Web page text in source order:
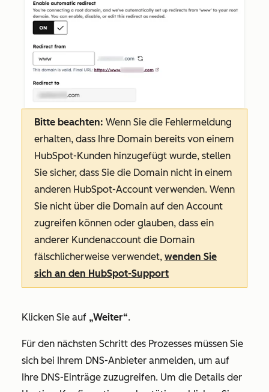
Bitte beachten: Wenn Sie die Fehlermeldung
erhalten, dass Ihre Domain bereits von einem
HubSpot-Kunden hinzugefügt wurde, stellen
Sie sicher, dass Sie die Domain nicht in einem
anderen HubSpot-Account verwenden. Wenn
Sie nicht über die Domain auf den Account
zugreifen können oder glauben, dass ein
anderer Kundenaccount die Domain
fälschlicherweise verwendet, wenden Sie
sich an den HubSpot-Support
Klicken Sie auf „Weiter“.
Für den nächsten Schritt des Prozesses müssen Sie
sich bei Ihrem DNS-Anbieter anmelden, um auf
Ihre DNS-Einträge zuzugreifen. Um die Details der